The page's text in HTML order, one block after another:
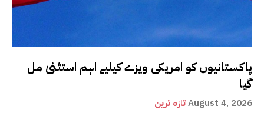
پاکستانیوں کو امریکی ویزے کیلیے اہم استثنیٰ مل
گیا
تازہ ترینAugust 4, 2026